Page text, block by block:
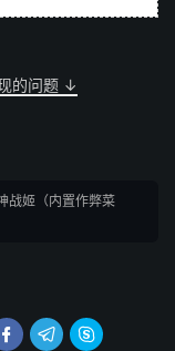
的问题 ↓
战姬（内置作弊菜
  